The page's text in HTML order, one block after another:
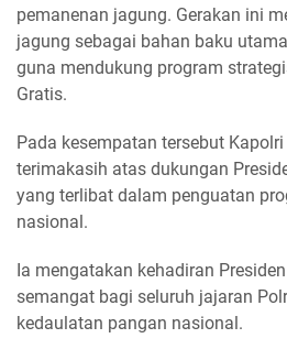
pemanenan jagung. Gerakan ini
jagung sebagai bahan baku
guna mendukung program
Gratis.
Pada kesempatan tersebut
terimakasih atas dukungan
yang terlibat dalam penguatan
nasional.
Ia mengatakan kehadiran
semangat bagi seluruh jajaran
kedaulatan pangan nasional.